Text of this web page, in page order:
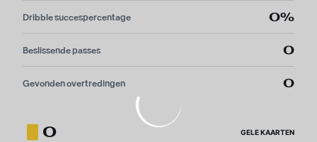
Dribble succespercentage 0%
Beslissende passes 0
Gevonden overtredingen 0
0 GELE KAARTEN